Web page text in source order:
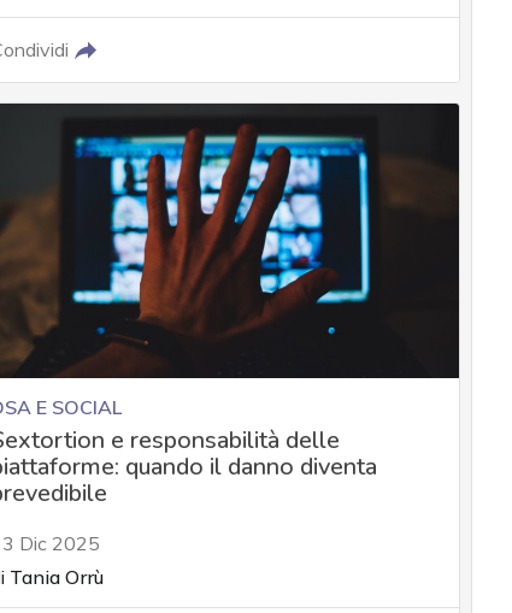
E SOCIAL
e responsabilità delle
quando il danno diventa
Dic 2025
Tania Orrù